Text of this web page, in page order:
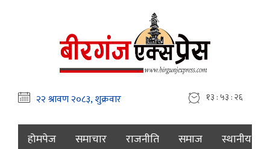
१३ : ५३ : २७
होमपेज समाचार राजनीति समाज स्थानीय